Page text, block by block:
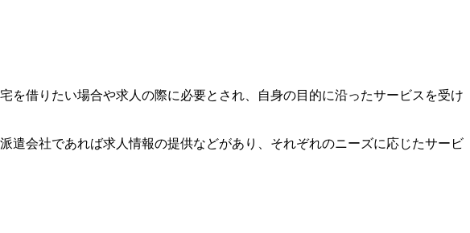
借りたい場合や求人の際に必要とされ、自身の目的に沿ったサービスを受け
遣会社であれば求人情報の提供などがあり、それぞれのニーズに応じたサービ